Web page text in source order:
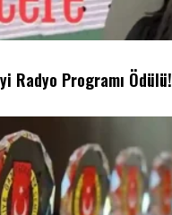
Radyo Programı Ödülü!